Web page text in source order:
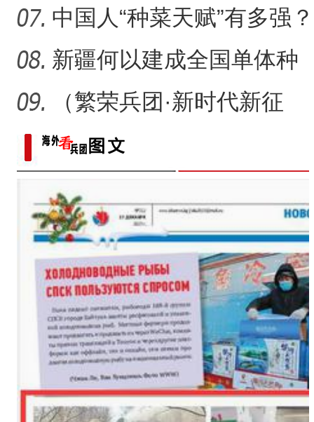
起？
中国人“种菜天赋”有多强？
戈壁荒漠变“智慧农场
新疆何以建成全国单体种
植面积最大油莎豆示范基
地
（繁荣兵团·新时代新征
程）沙漠瀚海中的新疆兵
团